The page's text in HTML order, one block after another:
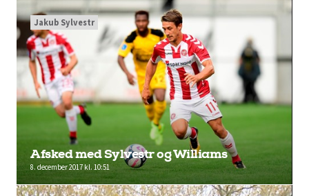
Afsked med Sylvestr og Williams
8. december 2017 kl. 10:51
Jakub Sylvestr